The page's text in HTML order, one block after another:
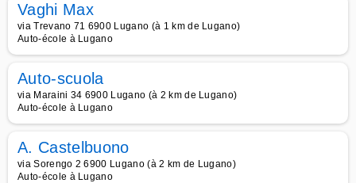
Vaghi Max
via Trevano 71 6900 Lugano (à 1 km de Lugano)
Auto-école à Lugano
Auto-scuola
via Maraini 34 6900 Lugano (à 2 km de Lugano)
Auto-école à Lugano
A. Castelbuono
via Sorengo 2 6900 Lugano (à 2 km de Lugano)
Auto-école à Lugano